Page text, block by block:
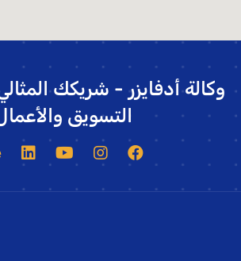
وكالة أدفايزر - شريكك
التسويق